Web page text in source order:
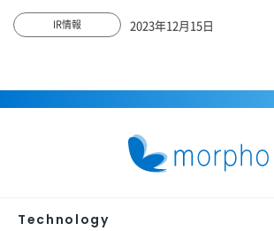
IR情報 2023年12月15日
Technology